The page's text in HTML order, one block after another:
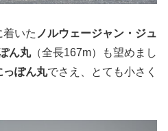
着いた ノルウェージャン・ジュ
ん丸（全長167m）も望めまし
っぽん丸でさえ、とても小さく